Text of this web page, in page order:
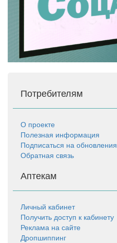
Потребителям
О проекте
Полезная информация
Подписаться на обновления
Обратная связь
Аптекам
Личный кабинет
Получить доступ к кабинету
Реклама на сайте
Дропшиппинг